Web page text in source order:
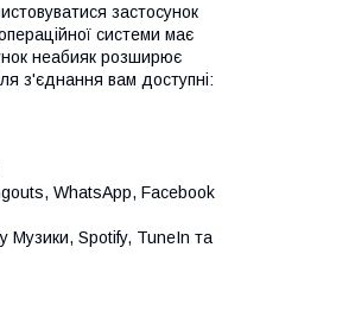
застосунок
системи має
неабияк розширює
з'єднання вам доступні:
WhatsApp, Facebook
Музики, Spotify, TuneIn та